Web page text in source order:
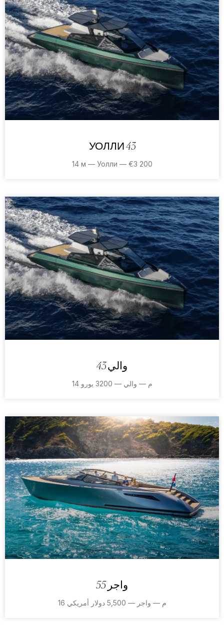
УОЛЛИ 43
14 м — Уолли — €3 200
والي 43
14 م — والي — 3200 يورو
واجر 55
16 م — واجر — 5,500 دولار أمريكي